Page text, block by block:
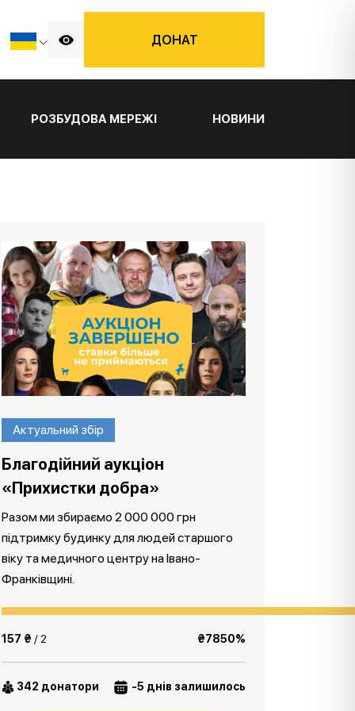
ДОНАТ
РОЗБУДОВА МЕРЕЖІ НОВИНИ
Актуальний збір
Благодійний аукціон
«Прихистки добра»
Разом ми збираємо 2 000 000 грн
підтримку будинку для людей старшого
віку та медичного центру на Івано-
Франківщині.
157 ₴ / 2 ₴7850%
342 донатори -5 днів залишилось